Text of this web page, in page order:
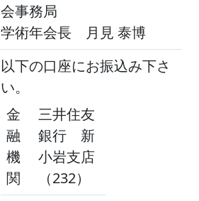
会事務局
学術年会長 月見 泰博
以下の口座にお振込み下さ
い。
金
融
機
関
三井住友
銀行 新
小岩支店
（232）